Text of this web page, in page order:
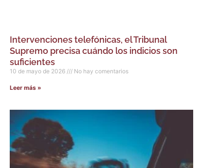
Intervenciones telefónicas, el Tribunal
Supremo precisa cuándo los indicios son
suficientes
10 de mayo de 2026 No hay comentarios
Leer más »